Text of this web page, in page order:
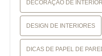
DECORAÇÃO DE
DESIGN DE INTERIORES
DICAS DE PAPEL DE